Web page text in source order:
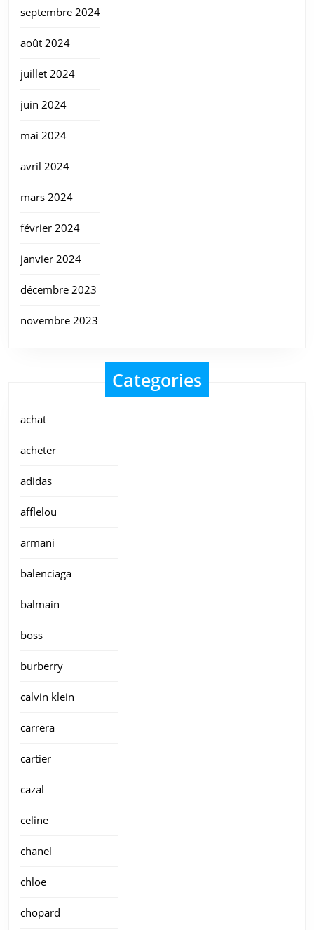
septembre 2024
août 2024
juillet 2024
juin 2024
mai 2024
avril 2024
mars 2024
février 2024
janvier 2024
décembre 2023
novembre 2023
Categories
achat
acheter
adidas
afflelou
armani
balenciaga
balmain
boss
burberry
calvin klein
carrera
cartier
cazal
celine
chanel
chloe
chopard